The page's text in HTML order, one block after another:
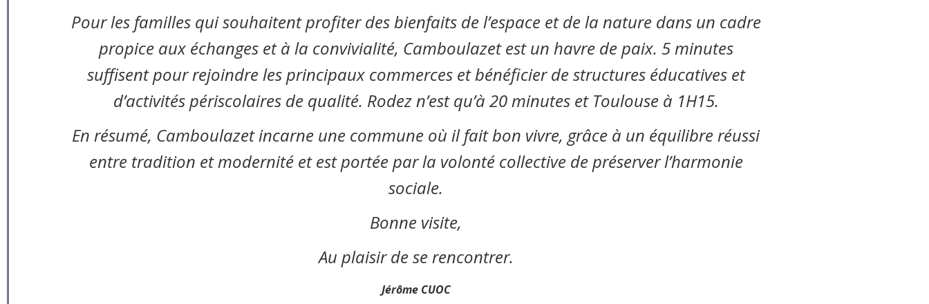
Pour les familles qui souhaitent profiter des bienfaits de l’espace et de la nature dans un cadre
propice aux échanges et à la convivialité, Camboulazet est un havre de paix. 5 minutes
suffisent pour rejoindre les principaux commerces et bénéficier de structures éducatives et
d’activités périscolaires de qualité. Rodez n’est qu’à 20 minutes et Toulouse à 1H15.
En résumé, Camboulazet incarne une commune où il fait bon vivre, grâce à un équilibre réussi
entre tradition et modernité et est portée par la volonté collective de préserver l’harmonie
sociale.
Bonne visite,
Au plaisir de se rencontrer.
Jérôme CUOC